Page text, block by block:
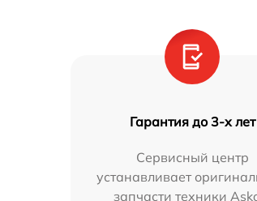
Гарантия до 3-х лет
Сервисный центр
устанавливает
запчасти техники